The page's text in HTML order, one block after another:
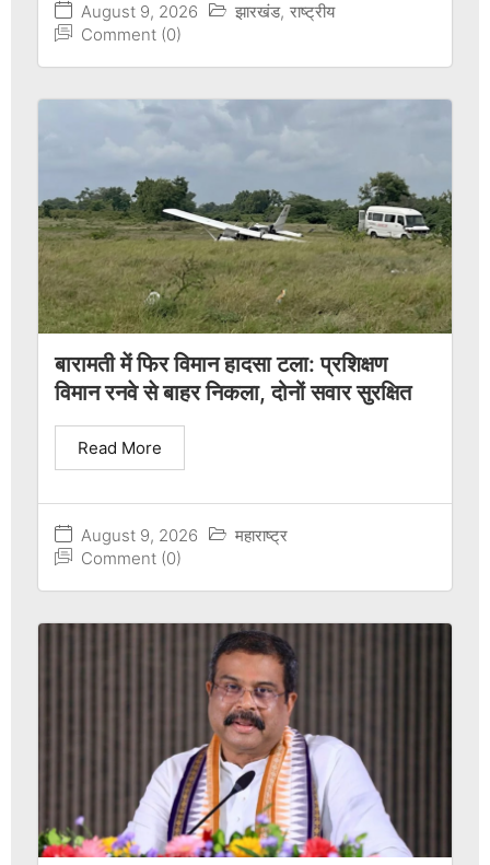
August 9, 2026 झारखंड, राष्ट्रीय
Comment (0)
बारामती में फिर विमान हादसा टला: प्रशिक्षण
विमान रनवे से बाहर निकला, दोनों सवार सुरक्षित
August 9, 2026
महाराष्ट्र
Comment (0)
Read More